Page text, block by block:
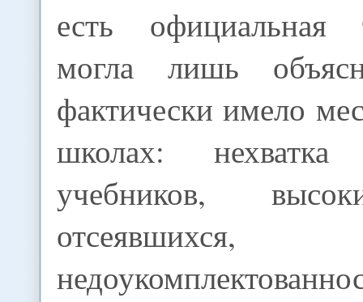
есть официальная
могла лишь
фактически имело
школах: нехватка
учебников,
отсеявшихся,